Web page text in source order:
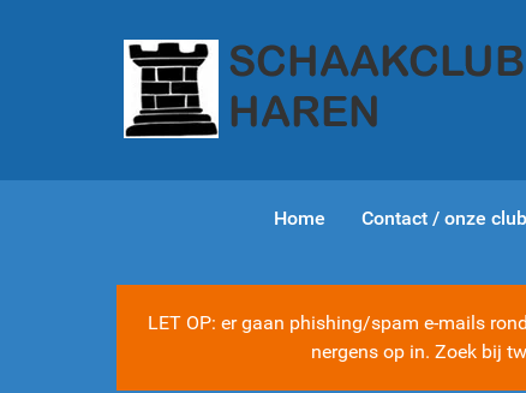
Home Contact / onze club
LET OP: er gaan phishing/spam e-mails
nergens op in. Zoek bij